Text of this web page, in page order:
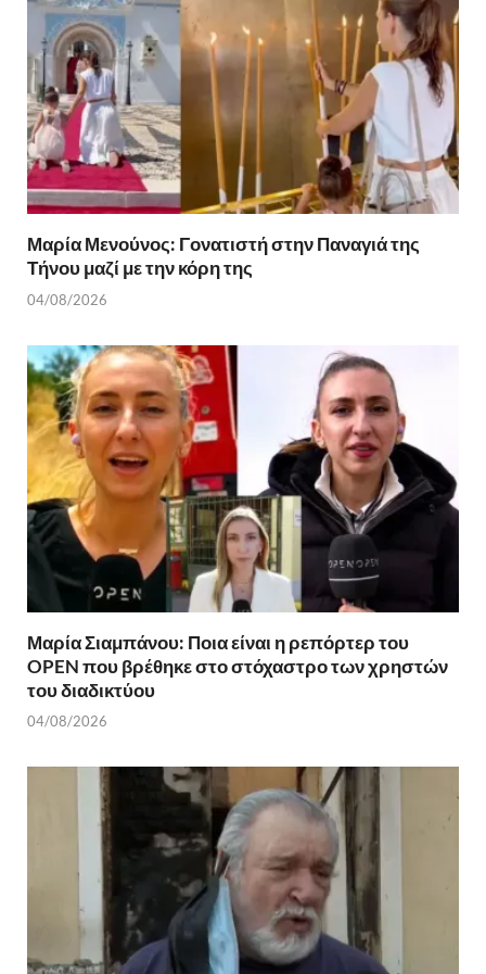
k
ίτ
ε
Μαρία Μενούνος: Γονατιστή στην Παναγιά της
Τήνου μαζί με την κόρη της
04/08/2026
Μαρία Σιαμπάνου: Ποια είναι η ρεπόρτερ του
OPEN που βρέθηκε στο στόχαστρο των χρηστών
του διαδικτύου
04/08/2026